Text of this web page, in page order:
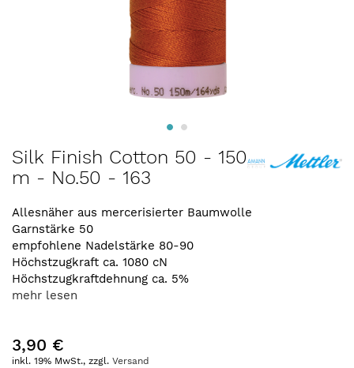
Zum
Anfang
der
springen
Silk Finish Cotton 50 - 150
m - No.50 - 163
Allesnäher aus mercerisierter Baumwolle
Garnstärke 50
empfohlene Nadelstärke 80-90
Höchstzugkraft ca. 1080 cN
Höchstzugkraftdehnung ca. 5%
mehr lesen
3,90 €
inkl. 19% MwSt., zzgl. Versand